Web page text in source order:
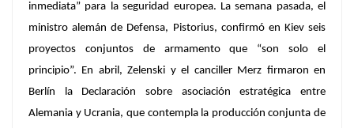
inmediata” para la seguridad europea. La semana pasada, el
ministro alemán de Defensa, Pistorius, confirmó en Kiev seis
proyectos conjuntos de armamento que “son solo el
principio”. En abril, Zelenski y el canciller Merz firmaron en
Berlín la Declaración sobre asociación estratégica entre
Alemania y Ucrania, que contempla la producción conjunta de